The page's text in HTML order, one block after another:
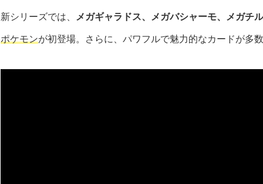
新シリーズでは、 メガギャラドス、メガバシャーモ、メガチ
ポケモンが初登場。さらに、パワフルで魅力的なカードが多